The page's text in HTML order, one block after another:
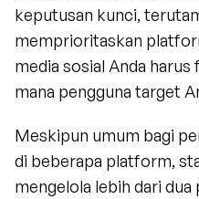
keputusan kunci,
memprioritaskan
media sosial Anda
mana pengguna target
Meskipun umum bagi
di beberapa platform,
mengelola lebih dari